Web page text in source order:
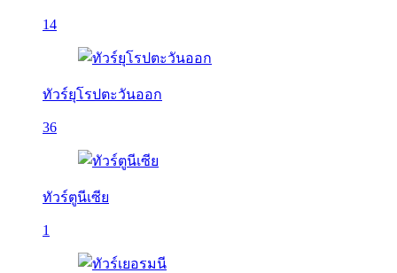
14
ทัวร์ยุโรปตะวันออก
36
ทัวร์ตูนีเซีย
1